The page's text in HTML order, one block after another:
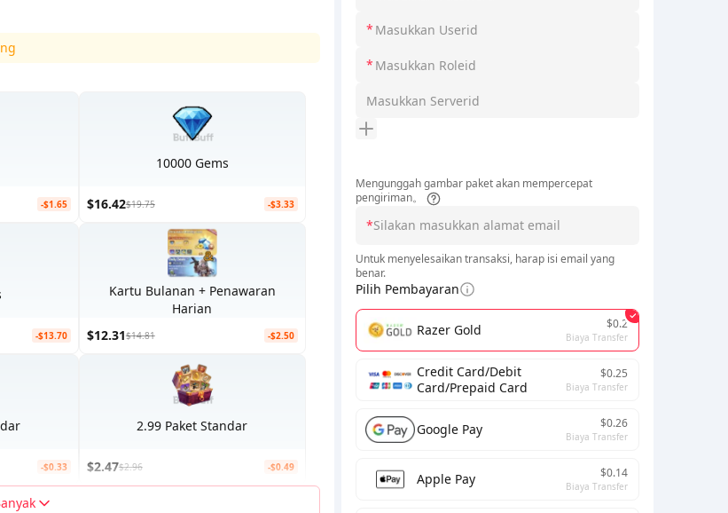
*
*
Mengunggah gambar paket akan mempercepat
pengiriman。
*
Untuk menyelesaikan transaksi, harap isi email yang
benar.
Pilih Pembayaran
Razer Gold $0.2
Biaya Transfer
Credit Card/Debit
Card/Prepaid Card
$0.25
Biaya Transfer
Google Pay $0.26
Biaya Transfer
Apple Pay $0.14
Biaya Transfer
-$1.65
10000 Gems
$16.42$19.75 -$3.33
-$13.70
Kartu Bulanan + Penawaran
Harian
$12.31$14.81 -$2.50
-$0.33
2.99 Paket Standar
$2.47$2.96 -$0.49